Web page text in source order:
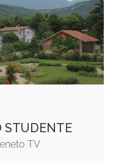
STUDENTE
TV